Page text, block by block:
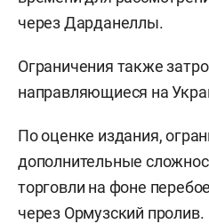
через Дарданеллы.
Ограничения также
направляющиеся на
По оценке издания,
дополнительные
торговли на фоне
через Ормузский пролив.